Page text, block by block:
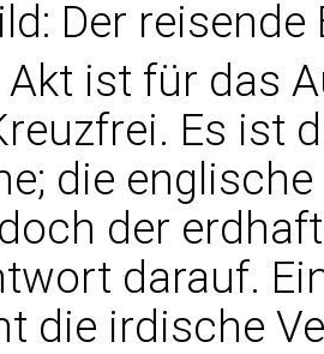
Der reisende
Akt ist für das
Es ist
die
der
darauf.
die irdische